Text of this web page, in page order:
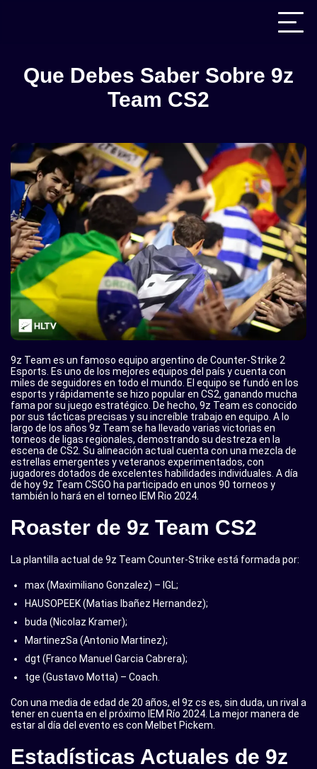
Que Debes Saber Sobre 9z
Team CS2
9z Team es un famoso equipo argentino de Counter-Strike 2
Esports. Es uno de los mejores equipos del país y cuenta con
miles de seguidores en todo el mundo. El equipo se fundó en los
esports y rápidamente se hizo popular en CS2, ganando mucha
fama por su juego estratégico. De hecho, 9z Team es conocido
por sus tácticas precisas y su increíble trabajo en equipo. A lo
largo de los años 9z Team se ha llevado varias victorias en
torneos de ligas regionales, demostrando su destreza en la
escena de CS2. Su alineación actual cuenta con una mezcla de
estrellas emergentes y veteranos experimentados, con
jugadores dotados de excelentes habilidades individuales. A día
de hoy 9z Team CSGO ha participado en unos 90 torneos y
también lo hará en el torneo IEM Rio 2024.
Roaster de 9z Team CS2
La plantilla actual de 9z Team Counter-Strike está formada por:
max (Maximiliano Gonzalez) – IGL;
HAUSOPEEK (Matias Ibañez Hernandez);
buda (Nicolaz Kramer);
MartinezSa (Antonio Martinez);
dgt (Franco Manuel Garcia Cabrera);
tge (Gustavo Motta) – Coach.
Con una media de edad de 20 años, el 9z cs es, sin duda, un rival a
tener en cuenta en el próximo IEM Río 2024. La mejor manera de
estar al día del evento es con Melbet Pickem.
Estadísticas Actuales de 9z